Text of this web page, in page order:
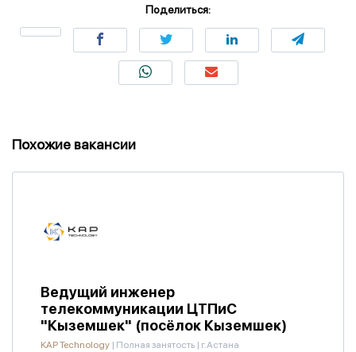
Поделиться:
Похожие вакансии
Ведущий инженер
телекоммуникации ЦТПиС
"Кыземшек" (посёлок Кыземшек)
KAP Technology | Полная занятость | г.Астана